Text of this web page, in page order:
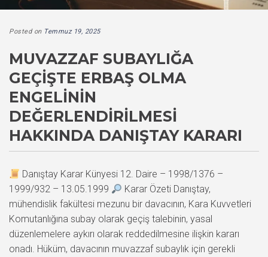
Posted on Temmuz 19, 2025
MUVAZZAF SUBAYLIĞA
GEÇIŞTE ERBAŞ OLMA
ENGELININ
DEĞERLENDIRILMESI
HAKKINDA DANIŞTAY KARARI
Danıştay Karar Künyesi 12. Daire – 1998/1376 –
1999/932 – 13.05.1999
Karar Özeti Danıştay,
mühendislik fakültesi mezunu bir davacının, Kara Kuvvetleri
Komutanlığına subay olarak geçiş talebinin, yasal
düzenlemelere aykırı olarak reddedilmesine ilişkin kararı
onadı. Hüküm, davacının muvazzaf subaylık için gerekli